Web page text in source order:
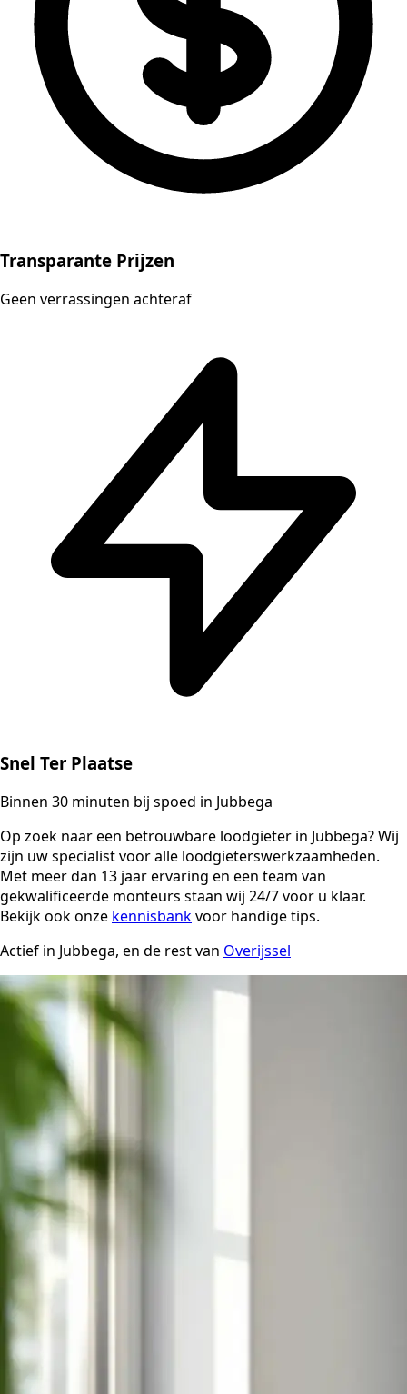
Transparante Prijzen
Geen verrassingen achteraf
Snel Ter Plaatse
Binnen 30 minuten bij spoed in Jubbega
Op zoek naar een betrouwbare loodgieter in Jubbega? Wij
zijn uw specialist voor alle loodgieterswerkzaamheden.
Met meer dan 13 jaar ervaring en een team van
gekwalificeerde monteurs staan wij 24/7 voor u klaar.
Bekijk ook onze kennisbankvoor handige tips.
Actief in Jubbega, en de rest van Overijssel